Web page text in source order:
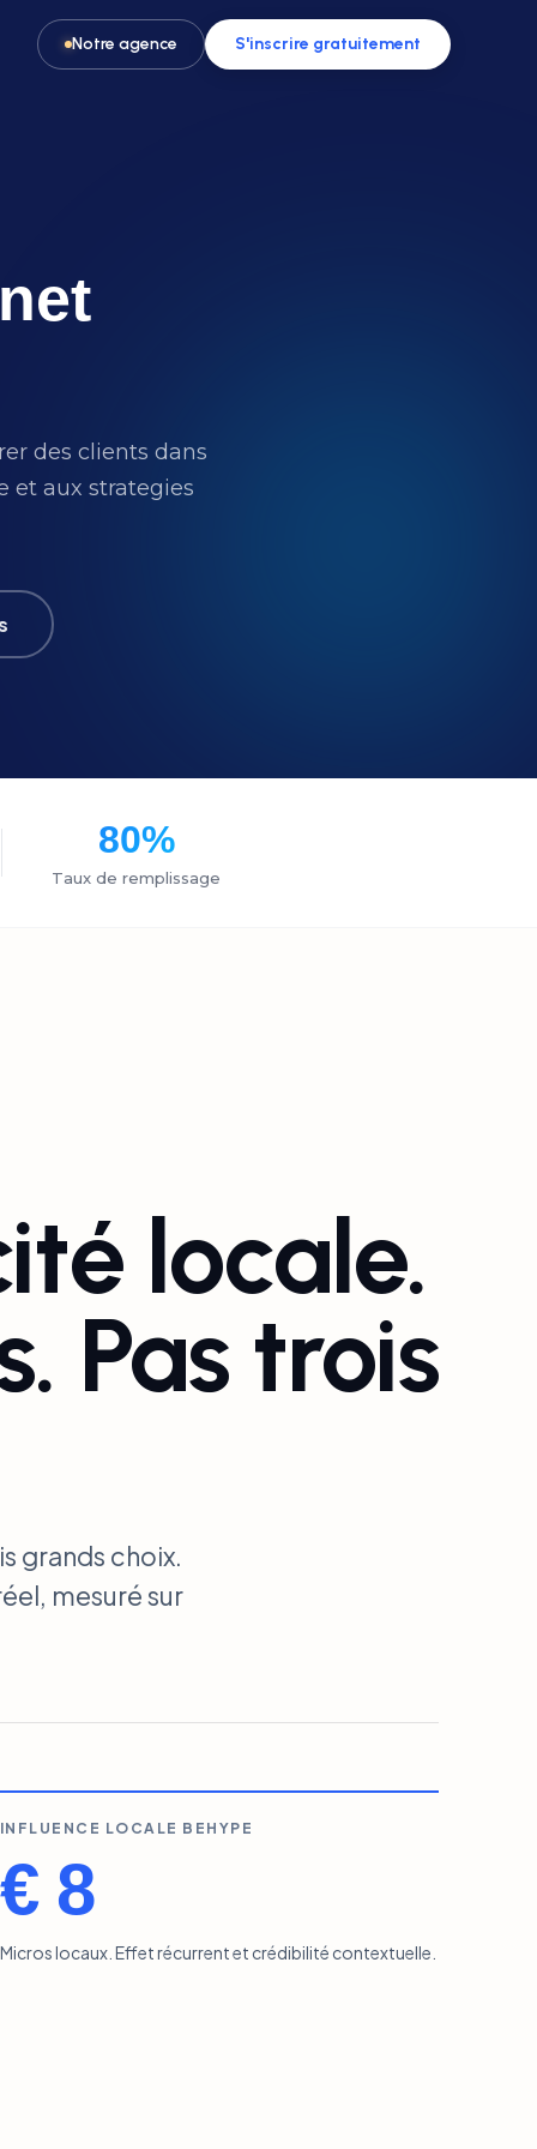
spa
Notre agence S'inscrire gratuitement
des clients dans
et aux strategies
80%
Taux de remplissage
locale.
Pas trois
grands choix.
mesuré sur
INFLUENCE LOCALE BEHYPE
€ 8
Micros locaux. Effet récurrent et crédibilité contextuelle.